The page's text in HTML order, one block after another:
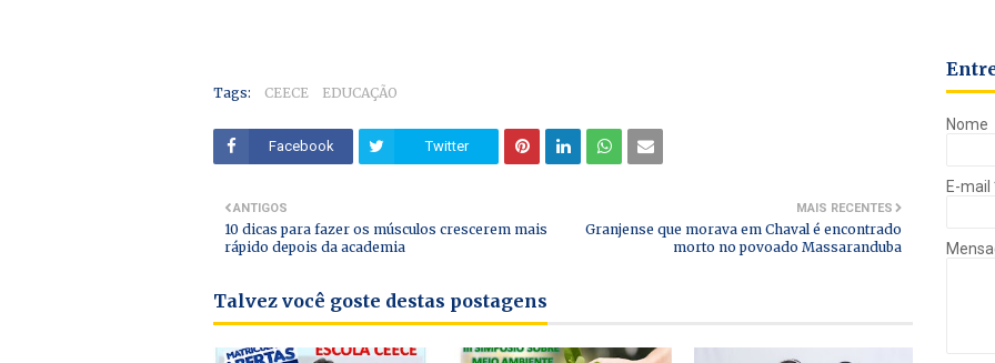
Tags: CEECE EDUCAÇÃO
Facebook Twitter
MAIS RECENTES
Granjense que morava em Chaval é encontrado
morto no povoado Massaranduba
ANTIGOS
10 dicas para fazer os músculos crescerem mais
rápido depois da academia
Talvez você goste destas postagens
Nome
E-mail